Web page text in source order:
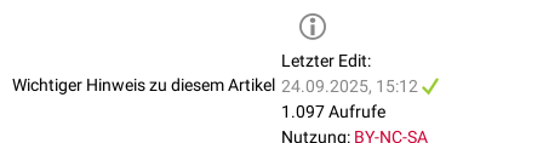
Wichtiger Hinweis zu diesem Artikel
Letzter Edit:
24.09.2025, 15:12
1.097 Aufrufe
Nutzung: BY-NC-SA